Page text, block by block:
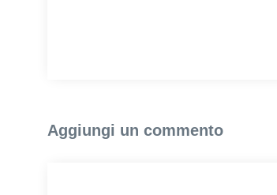
Aggiungi un commento